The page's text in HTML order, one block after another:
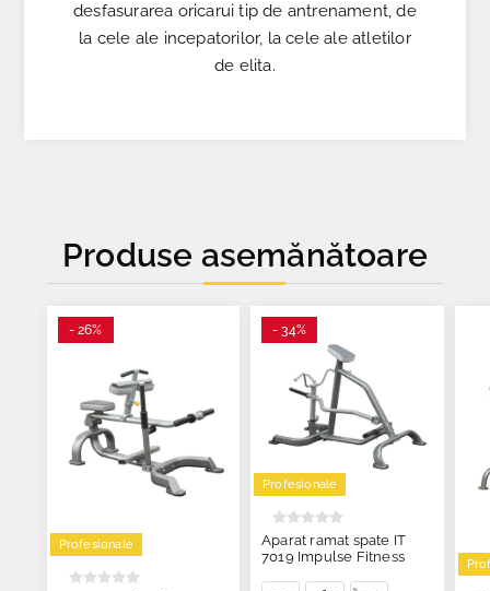
desfasurarea oricarui tip de antrenament, de
la cele ale incepatorilor, la cele ale atletilor
de elita.
Produse asemănătoare
- 26%
Profesionale
- 34%
Profesionale
Aparat ramat spate IT
7019 Impulse Fitness